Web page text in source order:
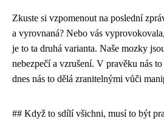
Zkuste si vzpomenout na poslední
a vyrovnaná? Nebo vás
je to ta druhá varianta. Naše mozky
nebezpečí a vzrušení. V pravěku nás
dnes nás to dělá zranitelnými vůči
## Když to sdílí všichni, musí to být